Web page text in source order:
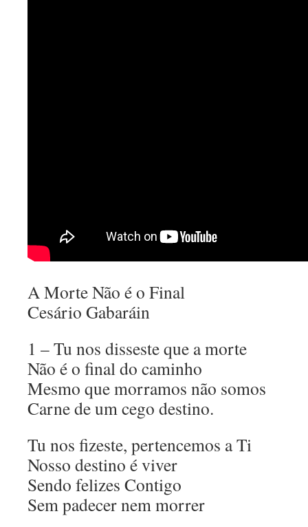
A Morte Não é o Final
Cesário Gabaráin
1 – Tu nos disseste que a morte
Não é o final do caminho
Mesmo que morramos não somos
Carne de um cego destino.
Tu nos fizeste, pertencemos a Ti
Nosso destino é viver
Sendo felizes Contigo
Sem padecer nem morrer